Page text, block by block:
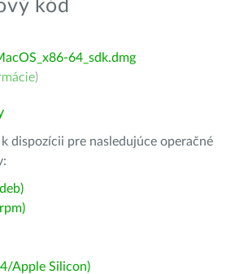
kód
64_sdk.dmg
)
dispozícii pre nasledujúce operačné
Apple Silicon)